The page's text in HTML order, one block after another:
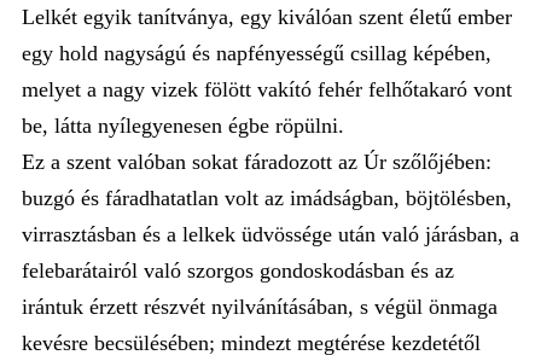
Lelkét egyik tanítványa, egy kiválóan szent életű ember
egy hold nagyságú és napfényességű csillag képében,
melyet a nagy vizek fölött vakító fehér felhőtakaró vont
be, látta nyílegyenesen égbe röpülni.
Ez a szent valóban sokat fáradozott az Úr szőlőjében:
buzgó és fáradhatatlan volt az imádságban, böjtölésben,
virrasztásban és a lelkek üdvössége után való járásban, a
felebarátairól való szorgos gondoskodásban és az
irántuk érzett részvét nyilvánításában, s végül önmaga
kevésre becsülésében; mindezt megtérése kezdetétől